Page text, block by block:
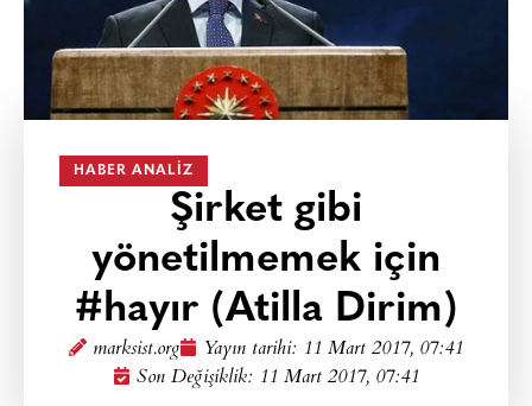
HABER ANALIZ
Şirket gibi
yönetilmemek için
#hayır (Atilla Dirim)
marksist.org Yayın tarihi: 11 Mart 2017, 07:41
Son Değişiklik: 11 Mart 2017, 07:41